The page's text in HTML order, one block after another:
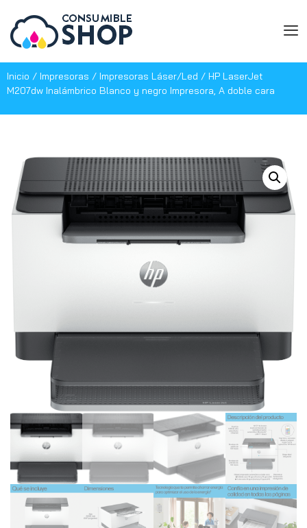
Inicio / Impresoras / Impresoras Láser/Led / HP LaserJet
M207dw Inalámbrico Blanco y negro Impresora, A doble cara